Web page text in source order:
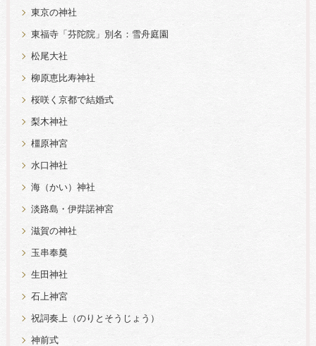
東京の神社
東福寺「芬陀院」別名：雪舟庭園
松尾大社
柳原恵比寿神社
桜咲く京都で結婚式
梨木神社
橿原神宮
水口神社
海（かい）神社
淡路島・伊弉諾神宮
滋賀の神社
玉串奉奠
生田神社
石上神宮
祝詞奏上（のりとそうじょう）
神前式